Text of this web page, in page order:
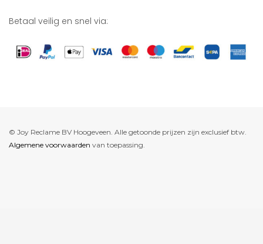
Betaal veilig en snel via:
© Joy Reclame BV Hoogeveen. Alle getoonde prijzen zijn exclusief btw.
Algemene voorwaarden van toepassing.